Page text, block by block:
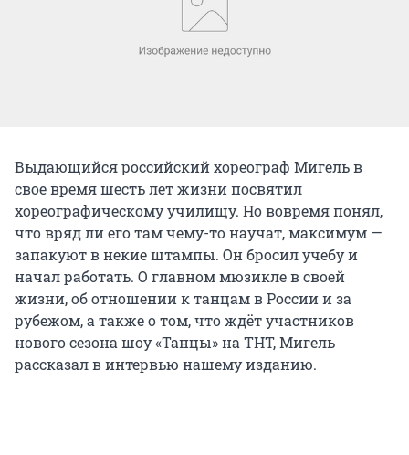
Выдающийся российский хореограф Мигель в
свое время шесть лет жизни посвятил
хореографическому училищу. Но вовремя понял,
что вряд ли его там чему-то научат, максимум —
запакуют в некие штампы. Он бросил учебу и
начал работать. О главном мюзикле в своей
жизни, об отношении к танцам в России и за
рубежом, а также о том, что ждёт участников
нового сезона шоу «Танцы» на ТНТ, Мигель
рассказал в интервью нашему изданию.